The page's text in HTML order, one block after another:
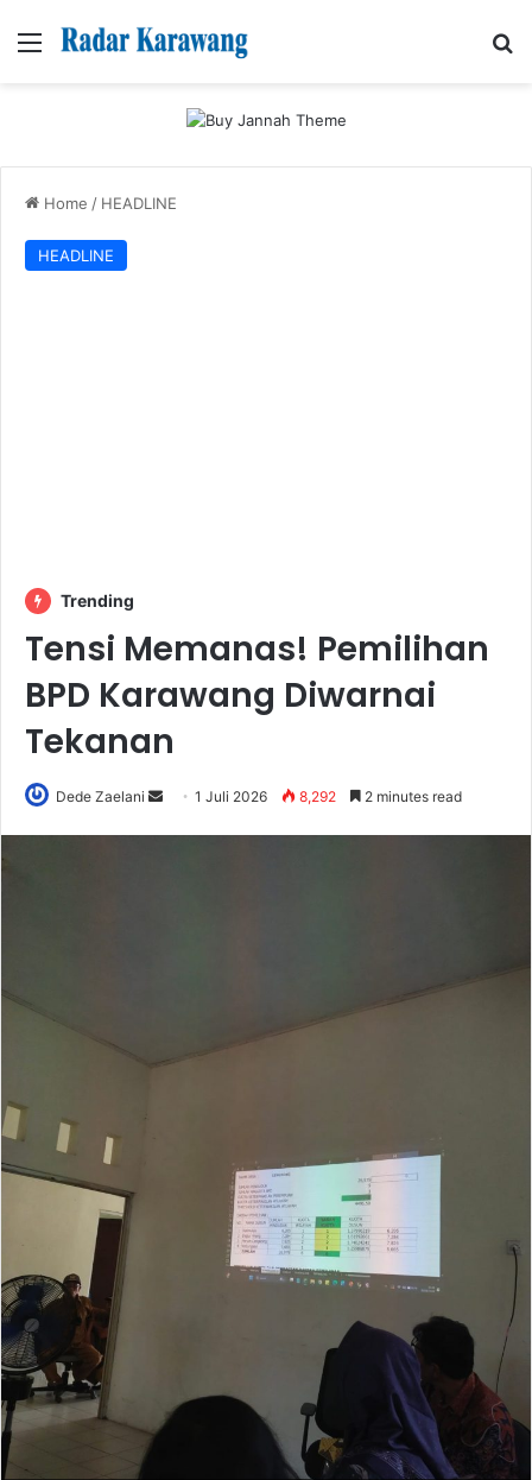
Menu
Home / HEADLINE
HEADLINE
Trending
Tensi Memanas! Pemilihan
BPD Karawang Diwarnai
Tekanan
Dede Zaelani
Send1 Juli 2026 8,292 2 minutes read